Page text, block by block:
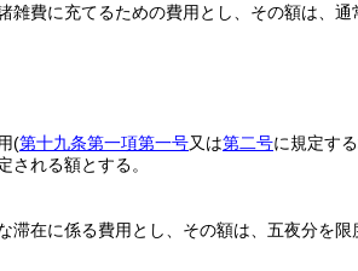
雑費に充てるための費用とし、その額は、
(第十九条第一項第一号又は第二号に規定す
される額とする。
滞在に係る費用とし、その額は、五夜分を